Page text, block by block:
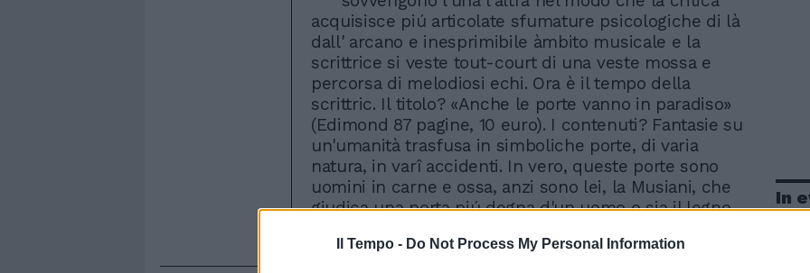
Il Tempo - Do Not Process My Personal Information
acquisisce piú articolate sfumature psicologiche di là
dall' arcano e inesprimibile àmbito musicale e la
scrittrice si veste tout-court di una veste mossa e
percorsa di melodiosi echi. Ora è il tempo della
scrittric. Il titolo? «Anche le porte vanno in paradiso»
(Edimond 87 pagine, 10 euro). I contenuti? Fantasie su
un'umanità trasfusa in simboliche porte, di varia
natura, in varî accidenti. In vero, queste porte sono
uomini in carne e ossa, anzi sono lei, la Musiani, che
giudica una porta piú degna d'un uomo o sia il legno
In